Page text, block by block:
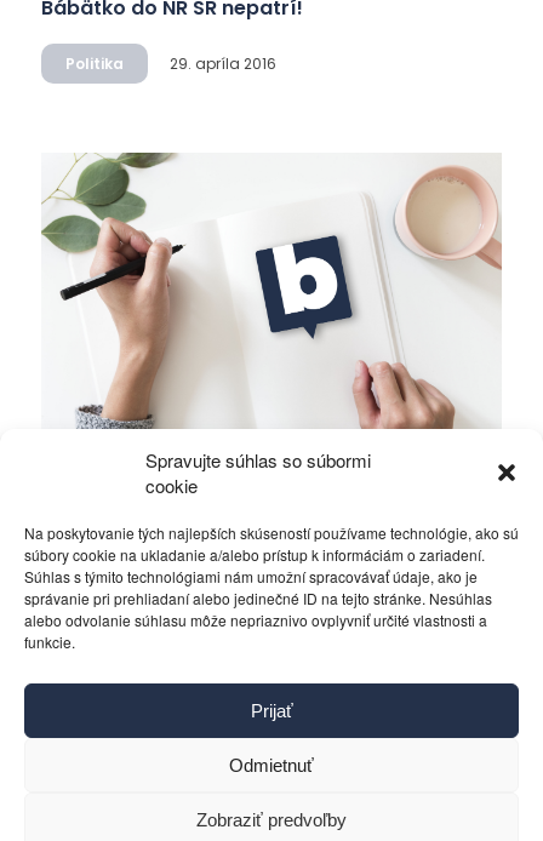
Spravujte súhlas so súbormi
cookie
Na poskytovanie tých najlepších skúseností používame technológie, ako sú
súbory cookie na ukladanie a/alebo prístup k informáciám o zariadení.
Súhlas s týmito technológiami nám umožní spracovávať údaje, ako je
správanie pri prehliadaní alebo jedinečné ID na tejto stránke. Nesúhlas
alebo odvolanie súhlasu môže nepriaznivo ovplyvniť určité vlastnosti a
funkcie.
Prijať
Odmietnuť
Zobraziť predvoľby
Bábätko do NR SR nepatrí!
Politika 29. apríla 2016
Politickí zradcovia poprosili Fica o kostičku
Politika 18. marca 2016
Kontakt
Pravidlá používania
Ochrana osobných údajov